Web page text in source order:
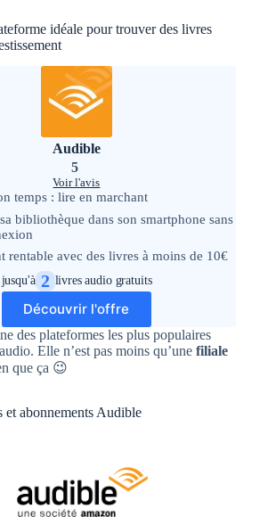
idéale pour trouver des livres
Audible
5
Voir l'avis
temps : lire en marchant
bibliothèque dans son smartphone sans
rentable avec des livres à moins de 10€
jusqu'à 2 livres audio gratuits
Découvrir l'offre
des plateformes les plus populaires
Elle n’est pas moins qu’une filiale
que ça 😉
et abonnements Audible